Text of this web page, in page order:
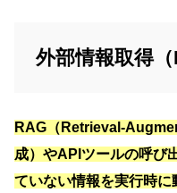
外部情報取得（
RAG（Retrieval-
成）やAPIツールの呼び
ていない情報を実行時に